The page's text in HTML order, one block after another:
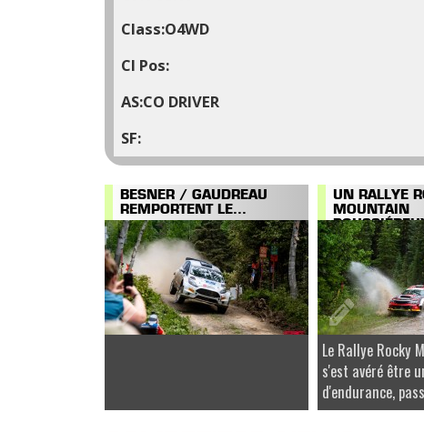
O4WD
CO DRIVER
BESNER / GAUDREAU
REMPORTENT LE...
UN RALLYE
MOUNTAIN
Le Rallye Rocky
s'est avéré être
d'endurance,